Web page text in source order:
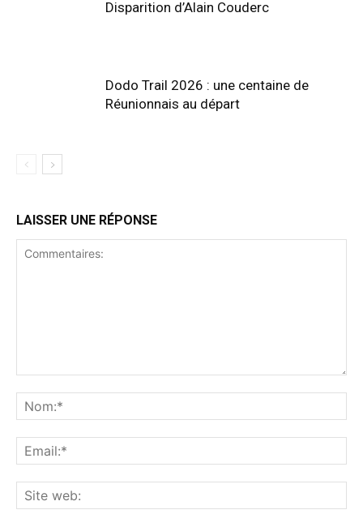
Disparition d’Alain Couderc
Dodo Trail 2026 : une centaine de
Réunionnais au départ
LAISSER UNE RÉPONSE